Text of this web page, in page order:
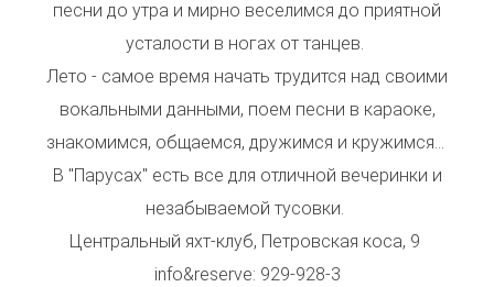
песни до утра и мирно веселимся до приятной
усталости в ногах от танцев.
Лето - самое время начать трудится над своими
вокальными данными, поем песни в караоке,
знакомимся, общаемся, дружимся и кружимся...
В "Парусах" есть все для отличной вечеринки и
незабываемой тусовки.
Центральный яхт-клуб, Петровская коса, 9
info&reserve: 929-928-3